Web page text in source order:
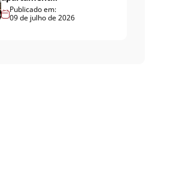
Publicado em:
09 de julho de 2026